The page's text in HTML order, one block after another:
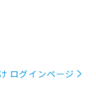
ログインページ